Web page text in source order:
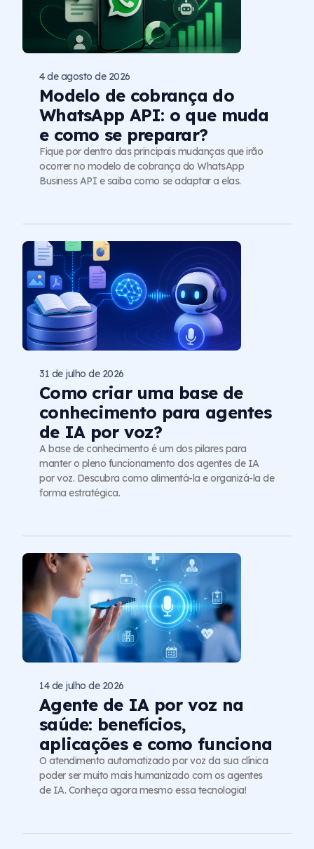
Modelo de cobrança do
WhatsApp API: o que muda
e como se preparar?
4 de agosto de 2026
Fique por dentro das principais mudanças que irão
ocorrer no modelo de cobrança do WhatsApp
Business API e saiba como se adaptar a elas.
Como criar uma base de
conhecimento para agentes
de IA por voz?
31 de julho de 2026
A base de conhecimento é um dos pilares para
manter o pleno funcionamento dos agentes de IA
por voz. Descubra como alimentá-la e organizá-la de
forma estratégica.
Agente de IA por voz na
saúde: benefícios,
aplicações e como funciona
14 de julho de 2026
O atendimento automatizado por voz da sua clínica
poder ser muito mais humanizado com os agentes
de IA. Conheça agora mesmo essa tecnologia!